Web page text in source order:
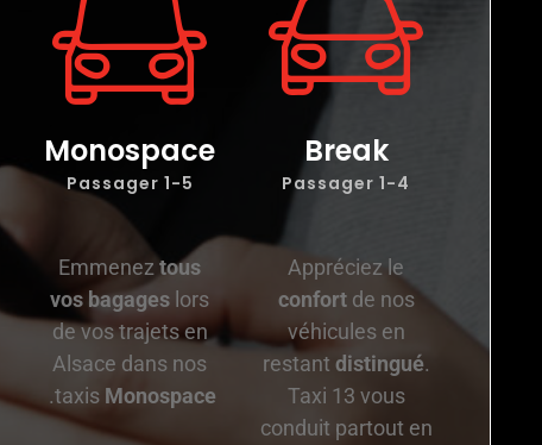
Break
1-4 Passager
Appréciez le
confortde nos
véhicules en
restant distingué.
Taxi 13 vous
conduit partout en
Monospace
1-5 Passager
Emmeneztous
vos bagages lors
de vos trajets en
Alsace dans nos
taxis Monospace
.